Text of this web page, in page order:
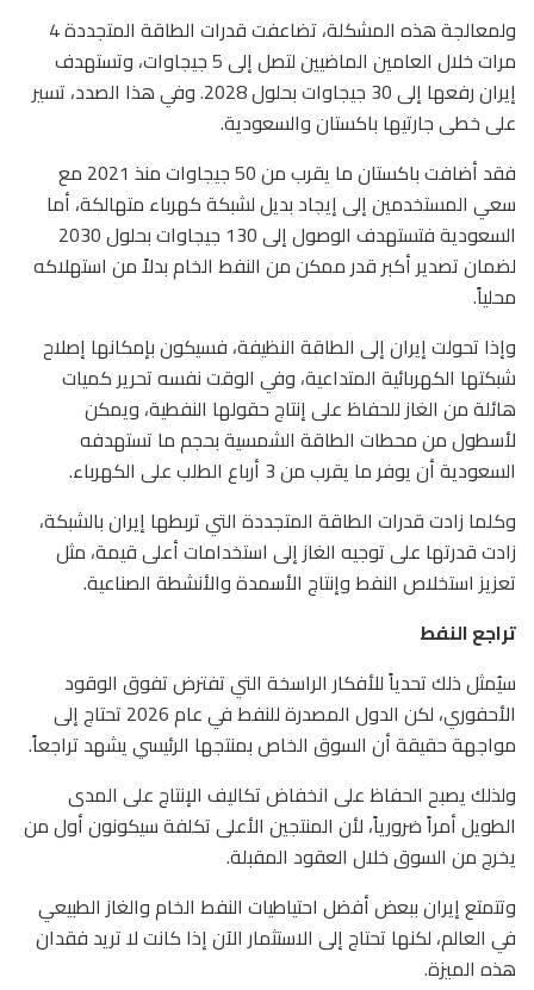
ولمعالجة هذه المشكلة، تضاعفت قدرات الطاقة المتجددة 4
مرات خلال العامين الماضيين لتصل إلى 5 جيجاوات، وتستهدف
إيران رفعها إلى 30 جيجاوات بحلول 2028. وفي هذا الصدد، تسير
على خطى جارتيها باكستان والسعودية.
فقد أضافت باكستان ما يقرب من 50 جيجاوات منذ 2021 مع
سعي المستخدمين إلى إيجاد بديل لشبكة كهرباء متهالكة، أما
السعودية فتستهدف الوصول إلى 130 جيجاوات بحلول 2030
لضمان تصدير أكبر قدر ممكن من النفط الخام بدلاً من استهلاكه
محلياً.
وإذا تحولت إيران إلى الطاقة النظيفة، فسيكون بإمكانها إصلاح
شبكتها الكهربائية المتداعية، وفي الوقت نفسه تحرير كميات
هائلة من الغاز للحفاظ على إنتاج حقولها النفطية، ويمكن
لأسطول من محطات الطاقة الشمسية بحجم ما تستهدفه
السعودية أن يوفر ما يقرب من 3 أرباع الطلب على الكهرباء.
وكلما زادت قدرات الطاقة المتجددة التي تربطها إيران بالشبكة،
زادت قدرتها على توجيه الغاز إلى استخدامات أعلى قيمة، مثل
تعزيز استخلاص النفط وإنتاج الأسمدة والأنشطة الصناعية.
تراجع النفط
سيُمثل ذلك تحدياً للأفكار الراسخة التي تفترض تفوق الوقود
الأحفوري، لكن الدول المصدرة للنفط في عام 2026 تحتاج إلى
مواجهة حقيقة أن السوق الخاص بمنتجها الرئيسي يشهد تراجعاً.
ولذلك يصبح الحفاظ على انخفاض تكاليف الإنتاج على المدى
الطويل أمراً ضرورياً، لأن المنتجين الأعلى تكلفة سيكونون أول من
يخرج من السوق خلال العقود المقبلة.
وتتمتع إيران ببعض أفضل احتياطيات النفط الخام والغاز الطبيعي
في العالم، لكنها تحتاج إلى الاستثمار الآن إذا كانت لا تريد فقدان
هذه الميزة.